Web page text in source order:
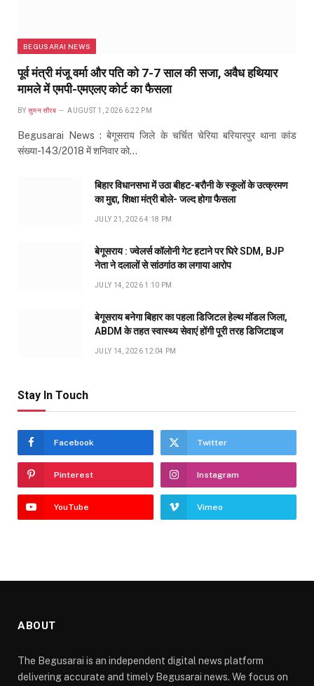
BEGUSARAI NEWS
पूर्व मंत्री मंजू वर्मा और पति को 7-7 साल की सजा, अवैध हथियार
मामले में एमपी-एमएलए कोर्ट का फैसला
BY सुमन सौरब AUGUST 1, 2026 6:22 PM
Begusarai News : बेगूसराय जिले के चर्चित चेरिया बरियारपुर थाना कांड
संख्या-143/2018 में शनिवार को…
बिहार विधानसभा में उठा बीहट-बरौनी के स्कूलों के उत्क्रमण
का मुद्दा, शिक्षा मंत्री बोले- जल्द होगा फैसला
JULY 21, 2026 4:18 PM
बेगूसराय : ज्वेलर्स कॉलोनी गेट हटाने पर घिरे SDM, BJP
नेता ने दलालों से सांठगांठ का लगाया आरोप
JULY 14, 2026 1:10 PM
बेगूसराय बनेगा बिहार का पहला डिजिटल हेल्थ मॉडल जिला,
ABDM के तहत स्वास्थ्य सेवाएं होंगी पूरी तरह डिजिटाइज
JULY 14, 2026 12:04 PM
Stay In Touch
Facebook Twitter
Pinterest Instagram
YouTube Vimeo
ABOUT
The Begusarai is an independent digital news platform
delivering accurate and timely Begusarai news. We focus on